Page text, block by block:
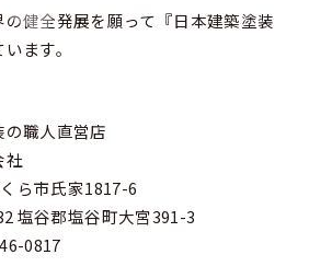
健全発展を願って『日本建築塗装
ます。
職人直営店
社
ら市氏家1817-6
塩谷郡塩谷町大宮391-3
0817